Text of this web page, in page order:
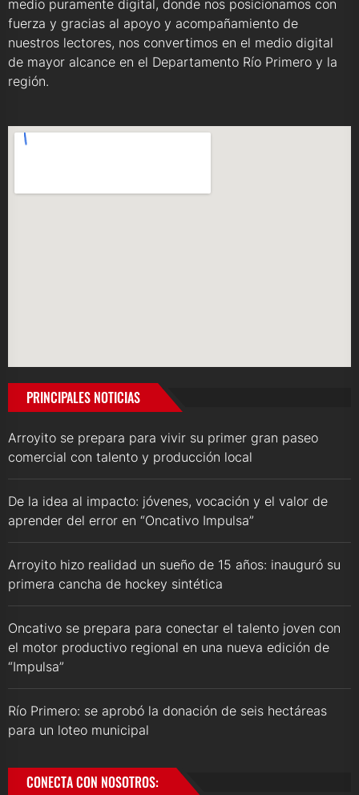
medio puramente digital, donde nos posicionamos con
fuerza y gracias al apoyo y acompañamiento de
nuestros lectores, nos convertimos en el medio digital
de mayor alcance en el Departamento Río Primero y la
región.
PRINCIPALES NOTICIAS
Arroyito se prepara para vivir su primer gran paseo
comercial con talento y producción local
De la idea al impacto: jóvenes, vocación y el valor de
aprender del error en “Oncativo Impulsa”
Arroyito hizo realidad un sueño de 15 años: inauguró su
primera cancha de hockey sintética
Oncativo se prepara para conectar el talento joven con
el motor productivo regional en una nueva edición de
“Impulsa”
Río Primero: se aprobó la donación de seis hectáreas
para un loteo municipal
CONECTA CON NOSOTROS: